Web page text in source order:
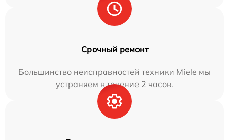
Срочный ремонт
Большинство неисправностей техники Miele мы
устраняем в течение 2 часов.